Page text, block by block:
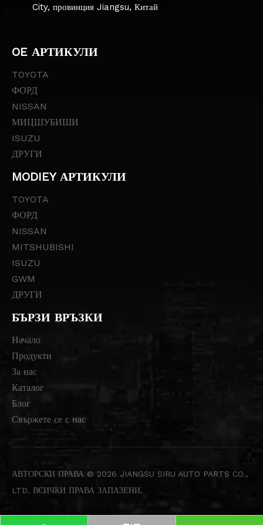
City, провинция Jiangsu, Китай
OE АРТИКУЛИ
TOYOTA
ФОРД
NISSAN
МИЦШУБИШИ
ISUZU
ДРУГИ
MODIEY АРТИКУЛИ
TOYOTA
ФОРД
NISSAN
MITSHUBISHI
ISUZU
GWM
ДРУГИ
БЪРЗИ ВРЪЗКИ
Начало
Продукти
За нас
Каталог
Блог
Свържете се с нас
АВТОРСКИ ПРАВА © 2026 JIANGSU SIRU AUTO PARTS CO.,
LTD. ВСИЧКИ ПРАВА ЗАПАЗЕНИ.